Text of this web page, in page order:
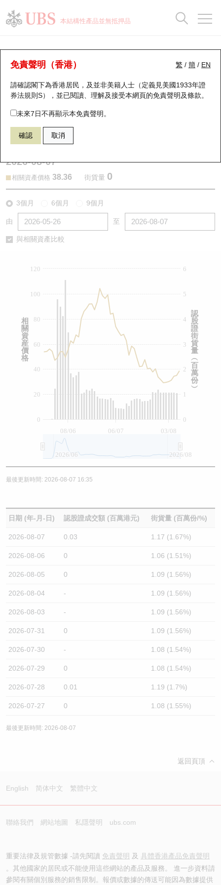
本結構性產品並無抵押品
繁 / 簡 / EN
免責聲明（香港）
請確認閣下為香港居民，及並非美籍人士（定義見美國1933年證
券法規則S），並已閱讀、理解及接受本網頁的免責聲明及條款。
未來7日不再顯示本免責聲明。
確認 取消
認股證分析儀
表現 街貨統計 比較
29594 瑞銀認購 1888 建滔積層板
2026-08-07
相關資產價格 38.36 街貨量 0
3個月 6個月 9個月
由 至
與相關資產比較
08/06 06/07 03/08
0
1
2
3
4
5
6
0
20
40
60
80
100
120
2026/06 2026/08
認
股
證
街
貨
量
︵
百
萬
份
︶
相
關
資
産
價
格
最後更新時間: 2026-08-07 16:35
日期 (年-月-日) 認股證成交額 (百萬港元) 街貨量 (百萬份/%)
2026-08-07 0.03 1.17 (1.67%)
2026-08-06 0 1.06 (1.51%)
2026-08-05 0 1.09 (1.56%)
2026-08-04 - 1.09 (1.56%)
2026-08-03 - 1.09 (1.56%)
2026-07-31 0 1.09 (1.56%)
2026-07-30 - 1.08 (1.54%)
2026-07-29 0 1.08 (1.54%)
2026-07-28 0.01 1.19 (1.7%)
2026-07-27 0 1.08 (1.55%)
最後更新時間: 2026-08-07
返回頁頂
English 简体中文 繁體中文
聯絡我們 網站地圖 私隱聲明 ubs.com
重要法律及規管數據 -請先閱讀 免責聲明 及 具體香港產品免責聲明
。其他國家的居民或不能使用這些網站的產品及服務。 進一步資料請
參閱有關個別服務的銷售限制。報價或數據的傳送可能因為數據提供
瑞銀認股證一覽
新發行瑞銀認股證
即將到期認股證
認股證到期結算價查詢
認股證分析儀
認股證/牛熊證日誌
街貨統計
比較
牛熊全景快搜
牛熊證搜尋
牛熊證街貨分佈圖
正股牛熊證列表
新發行瑞銀牛熊證
牛熊證到期結算價查詢
牛熊證文件及公告
牛熊證文件及公告 (瑞信)
街貨統計
比較
十大升幅/跌幅
十大認股證成交分佈
十天股證佔大市成交
資金流
街貨統計
正股分析儀
二十大活躍股份
恒指成份股
國指成份股
科指成份股
中資ETFs溢價比較
收市競價變化
持股比重
顯示所有持股比重
每月輪證大市專題
輪證專欄
講座及教育短片
認股證投資者教育
牛熊證投資者教育